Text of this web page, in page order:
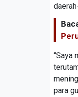
“Saya
para